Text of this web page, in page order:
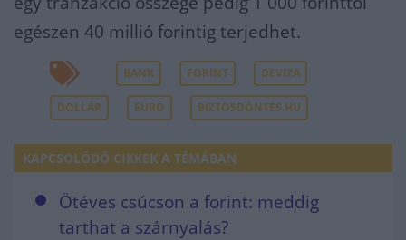
egészen 40 millió forintig terjedhet.
BANK FORINT DEVIZA
DOLLÁR EURÓ BIZTOSDÖNTÉS.HU
KAPCSOLÓDÓ CIKKEK A TÉMÁBAN
Ötéves csúcson a forint: meddig
tarthat a szárnyalás?